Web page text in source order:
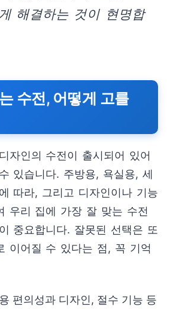
해결하는 것이 현명합
수전, 어떻게 고를
자인의 수전이 출시되어 있어
있습니다. 주방용, 욕실용, 세
따라, 그리고 디자인이나 기능
우리 집에 가장 잘 맞는 수전
중요합니다. 잘못된 선택은 또
이어질 수 있다는 점, 꼭 기억
편의성과 디자인, 절수 기능 등